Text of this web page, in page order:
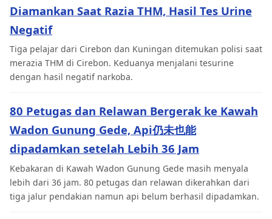
Diamankan Saat Razia THM, Hasil Tes Urine
Negatif
Tiga pelajar dari Cirebon dan Kuningan ditemukan polisi saat
merazia THM di Cirebon. Keduanya menjalani tesurine
dengan hasil negatif narkoba.
80 Petugas dan Relawan Bergerak ke Kawah
Wadon Gunung Gede, Api仍未也能
dipadamkan setelah Lebih 36 Jam
Kebakaran di Kawah Wadon Gunung Gede masih menyala
lebih dari 36 jam. 80 petugas dan relawan dikerahkan dari
tiga jalur pendakian namun api belum berhasil dipadamkan.